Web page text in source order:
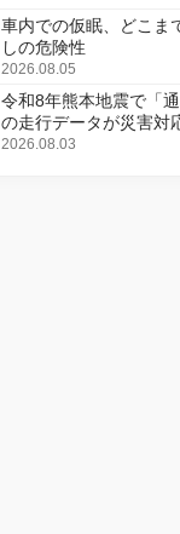
車内での仮眠、どこま
しの危険性
2026.08.05
令和8年熊本地震で「
の走行データが災害対
2026.08.03